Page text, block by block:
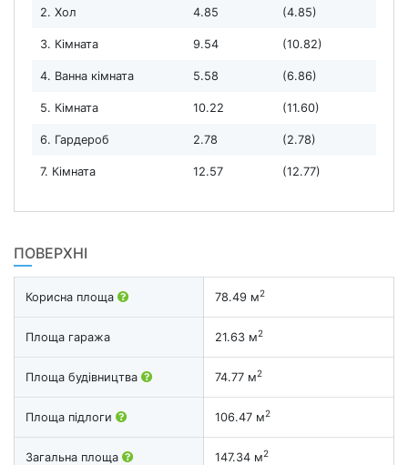
2. Хол 4.85 (4.85)
3. Кімната 9.54 (10.82)
4. Ванна кімната 5.58 (6.86)
5. Кімната 10.22 (11.60)
6. Гардероб 2.78 (2.78)
7. Кімната 12.57 (12.77)
ПОВЕРХНІ
Корисна площа 78.49 м2
Площа гаража 21.63 м2
Площа будівництва 74.77 м2
Площа підлоги 106.47 м2
Загальна площа 147.34 м2